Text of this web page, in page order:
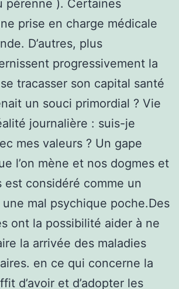
pérenne ). Certaines
prise en charge médicale
D’autres, plus
progressivement la
tracasser son capital santé
un souci primordial ? Vie
journalière : suis-je
mes valeurs ? Un gape
l’on mène et nos dogmes et
est considéré comme un
mal psychique poche.Des
ont la possibilité aider à ne
la arrivée des maladies
en ce qui concerne la
d’avoir et d’adopter les